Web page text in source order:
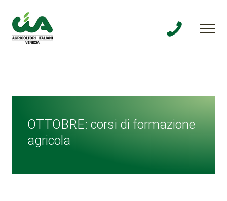
OTTOBRE: corsi di formazione
agricola